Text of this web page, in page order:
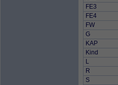
FE3
FE4
FW
G
KAP
Kind
L
R
S